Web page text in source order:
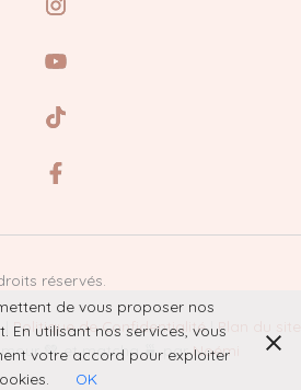
réservés.
| Politique de Confidentialité|Plan du site
💚 et matcha 🍵 parNoémi
de vous proposer nos
En utilisant nos services, vous
votre accord pour exploiter
OK